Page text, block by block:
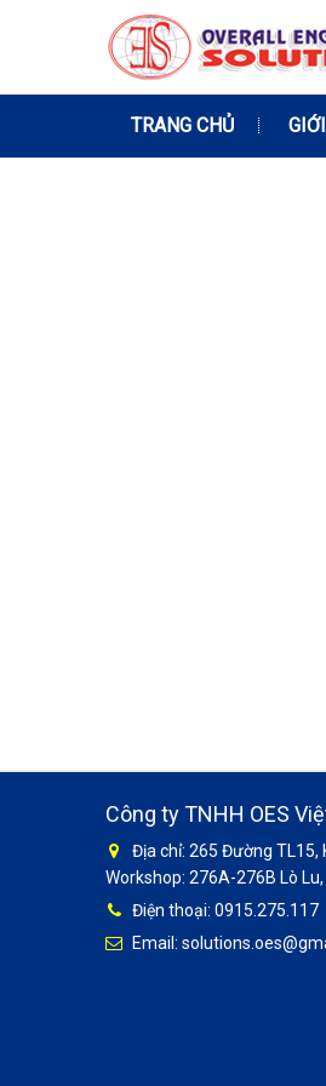
TRANG CHỦ
Công ty TNHH OES
Địa chỉ: 265 Đường TL15,
Workshop: 276A-276B Lò
Điện thoại: 0915.275.117
Email: